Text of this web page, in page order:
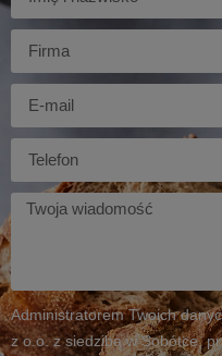
Firma
Telefon
Twoja
wiadomość
Administratorem Twoich
z o.o. z siedzibą w Sobótce,